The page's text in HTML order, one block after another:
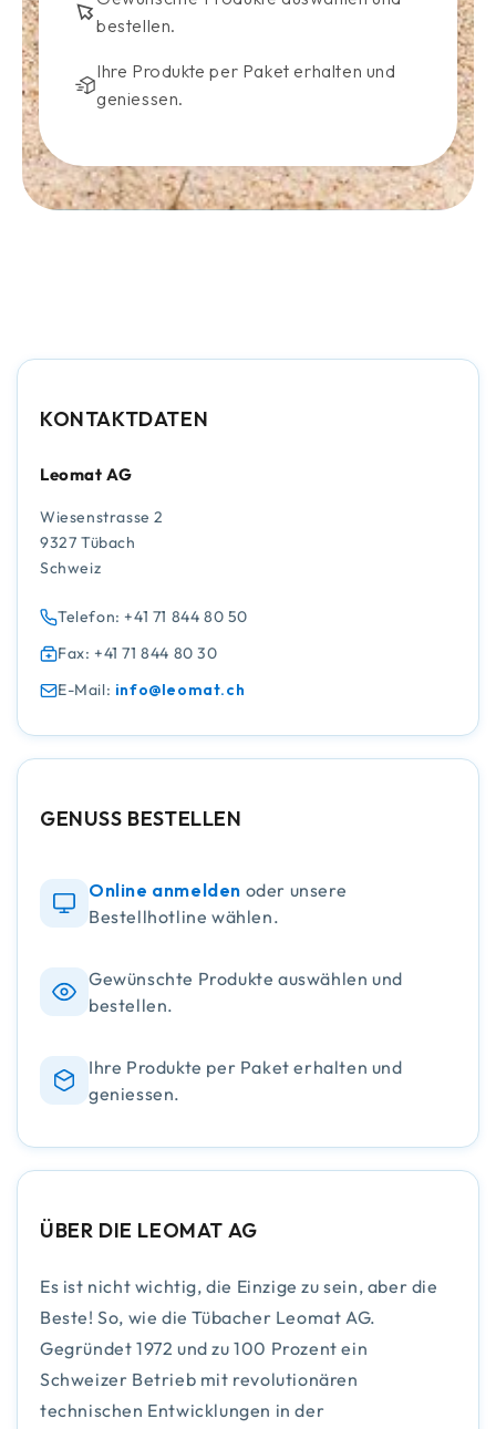
bestellen.
Ihre Produkte per Paket erhalten und
geniessen.
KONTAKTDATEN
Leomat AG
Wiesenstrasse 2
9327 Tübach
Schweiz
Telefon: +41 71 844 80 50
Fax: +41 71 844 80 30
E-Mail: info@leomat.ch
GENUSS BESTELLEN
Online anmelden oder unsere
Bestellhotline wählen.
Gewünschte Produkte auswählen und
bestellen.
Ihre Produkte per Paket erhalten und
geniessen.
ÜBER DIE LEOMAT AG
Es ist nicht wichtig, die Einzige zu sein, aber die
Beste! So, wie die Tübacher Leomat AG.
Gegründet 1972 und zu 100 Prozent ein
Schweizer Betrieb mit revolutionären
technischen Entwicklungen in der